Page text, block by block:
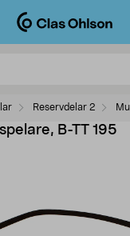
Reservdelar 2
B-TT 195